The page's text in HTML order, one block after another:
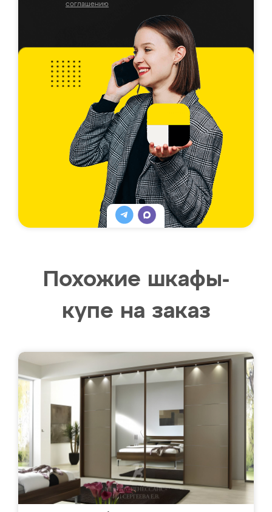
соглашению
Похожие шкафы-
купе на заказ